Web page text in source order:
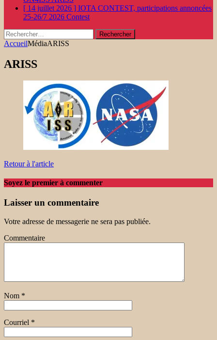
[ 14 juillet 2026 ] IOTA CONTEST, participations annoncées
25-26/7 2026 Contest
Rechercher :
AccueilMédiaARISS
ARISS
Retour à l'article
Soyez le premier à commenter
Laisser un commentaire
Votre adresse de messagerie ne sera pas publiée.
Commentaire
Nom *
Courriel *